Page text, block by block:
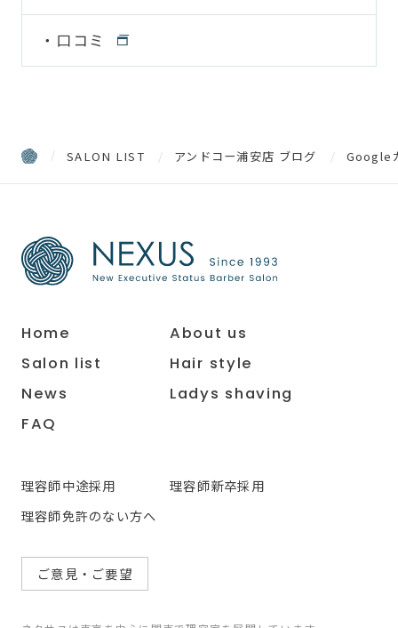
口コミ
SALON LIST アンドコー浦安店 ブログ Google
Home
About us
Salon list
Hair style
News
Ladys shaving
FAQ
理容師中途採用
理容師新卒採用
理容師免許のない方へ
ご意見・ご要望